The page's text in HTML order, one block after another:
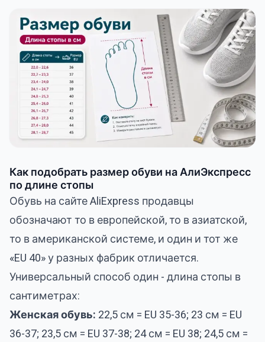
Как подобрать размер обуви на АлиЭкспресс
по длине стопы
Обувь на сайте AliExpress продавцы
обозначают то в европейской, то в азиатской,
то в американской системе, и один и тот же
«EU 40» у разных фабрик отличается.
Универсальный способ один - длина стопы в
сантиметрах:
Женская обувь: 22,5 см = EU 35-36; 23 см = EU
36-37; 23,5 см = EU 37-38; 24 см = EU 38; 24,5 см =